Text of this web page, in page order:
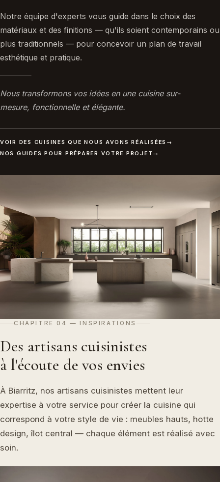
Notre équipe d'experts vous guide dans le choix des
matériaux et des finitions — qu'ils soient contemporains ou
plus traditionnels — pour concevoir un plan de travail
esthétique et pratique.
Nous transformons vos idées en une cuisine sur-
mesure, fonctionnelle et élégante.
VOIR DES CUISINES QUE NOUS AVONS RÉALISÉES →
NOS GUIDES POUR PRÉPARER VOTRE PROJET →
CHAPITRE 04 — INSPIRATIONS
Des artisans cuisinistes
à l'écoute de vos envies
À Biarritz, nos artisans cuisinistes mettent leur
expertise à votre service pour créer la cuisine qui
correspond à votre style de vie : meubles hauts, hotte
design, îlot central — chaque élément est réalisé avec
soin.